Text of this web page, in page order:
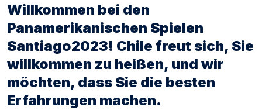
Willkommen bei den
Panamerikanischen Spielen
Santiago2023! Chile freut sich, Sie
willkommen zu heißen, und wir
möchten, dass Sie die besten
Erfahrungen machen.